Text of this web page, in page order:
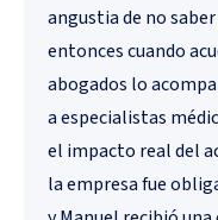
angustia de no
entonces cuando
abogados lo
a especialistas
el impacto real del
la empresa fue